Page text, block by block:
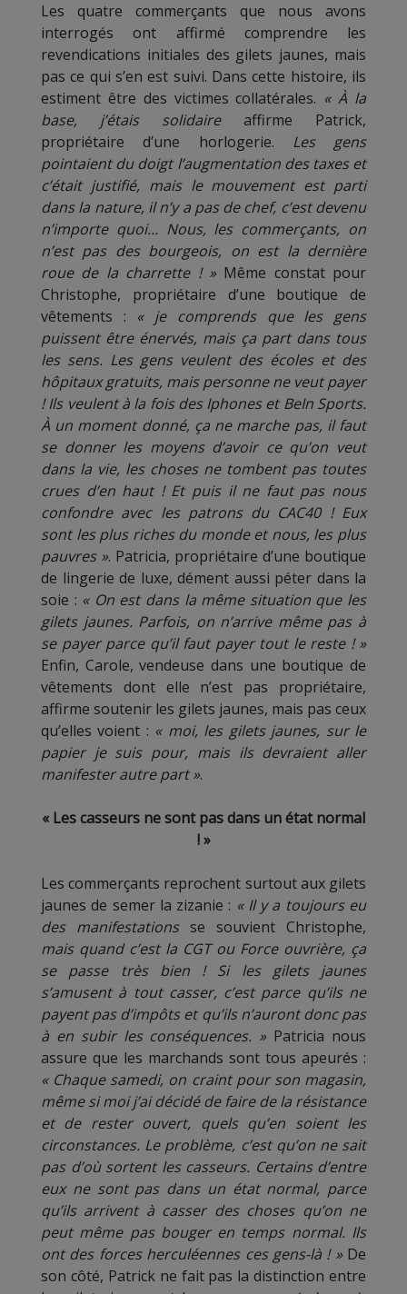
Les quatre commerçants que nous avons
interrogés ont affirmé comprendre les
revendications initiales des gilets jaunes, mais
pas ce qui s’en est suivi. Dans cette histoire, ils
estiment être des victimes collatérales. « À la
base, j’étais solidaireaffirme Patrick,
propriétaire d’une horlogerie. Les gens
pointaient du doigt l’augmentation des taxes et
c’était justifié, mais le mouvement est parti
dans la nature, il n’y a pas de chef, c’est devenu
n’importe quoi… Nous, les commerçants, on
n’est pas des bourgeois, on est la dernière
roue de la charrette ! »Même constat pour
Christophe, propriétaire d’une boutique de
vêtements : « je comprends que les gens
puissent être énervés, mais ça part dans tous
les sens. Les gens veulent des écoles et des
hôpitaux gratuits, mais personne ne veut payer
! Ils veulent à la fois des Iphones et BeIn Sports.
À un moment donné, ça ne marche pas, il faut
se donner les moyens d’avoir ce qu’on veut
dans la vie, les choses ne tombent pas toutes
crues d’en haut ! Et puis il ne faut pas nous
confondre avec les patrons du CAC40 ! Eux
sont les plus riches du monde et nous, les plus
pauvres ». Patricia, propriétaire d’une boutique
de lingerie de luxe, dément aussi péter dans la
soie : « On est dans la même situation que les
gilets jaunes. Parfois, on n’arrive même pas à
se payer parce qu’il faut payer tout le reste ! »
Enfin, Carole, vendeuse dans une boutique de
vêtements dont elle n’est pas propriétaire,
affirme soutenir les gilets jaunes, mais pas ceux
qu’elles voient : « moi, les gilets jaunes, sur le
papier je suis pour, mais ils devraient aller
manifester autre part ».
« Les casseurs ne sont pas dans un état normal
! »
Les commerçants reprochent surtout aux gilets
jaunes de semer la zizanie : « Il y a toujours eu
des manifestationsse souvient Christophe,
mais quand c’est la CGT ou Force ouvrière, ça
se passe très bien ! Si les gilets jaunes
s’amusent à tout casser, c’est parce qu’ils ne
payent pas d’impôts et qu’ils n’auront donc pas
à en subir les conséquences. »Patricia nous
assure que les marchands sont tous apeurés :
« Chaque samedi, on craint pour son magasin,
même si moi j’ai décidé de faire de la résistance
et de rester ouvert, quels qu’en soient les
circonstances. Le problème, c’est qu’on ne sait
pas d’où sortent les casseurs. Certains d’entre
eux ne sont pas dans un état normal, parce
qu’ils arrivent à casser des choses qu’on ne
peut même pas bouger en temps normal. Ils
ont des forces herculéennes ces gens-là ! »De
son côté, Patrick ne fait pas la distinction entre